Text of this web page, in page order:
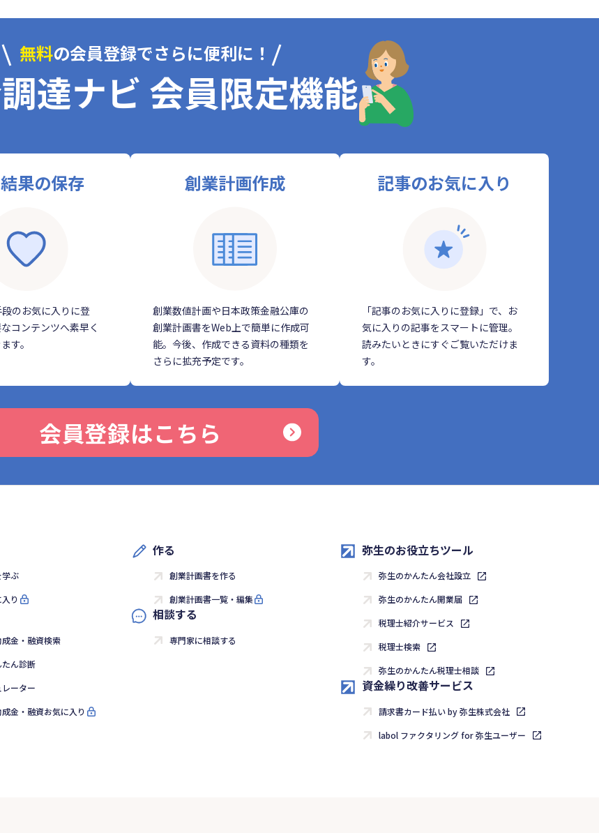
無料の会員登録でさらに便利に！
達ナビ 会員限定機能
果の保存
段のお気に入りに登
コンテンツへ素早く
す。
創業計画作成
創業数値計画や日本政策金融公庫の
創業計画書をWeb上で簡単に作成可
能。今後、作成できる資料の種類を
さらに拡充予定です。
記事のお気に入り
「記事のお気に入りに登録」で、お
気に入りの記事をスマートに管理。
読みたいときにすぐご覧いただけま
す。
会員登録はこちら
学ぶ
り
金・融資検索
ん診断
ーター
金・融資お気に入り
作る
創業計画書を作る
創業計画書一覧・編集
相談する
専門家に相談する
弥生のお役立ちツール
弥生のかんたん会社設立
弥生のかんたん開業届
税理士紹介サービス
税理士検索
弥生のかんたん税理士相談
資金繰り改善サービス
請求書カード払い by 弥生株式会社
labol ファクタリング for 弥生ユーザー